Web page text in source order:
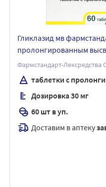
Гликлазид мв
пролонгированным
Фармстандарт-Лексредства
таблетки с
Дозировка 30 мг
60 шт в уп.
Доставим в аптеку